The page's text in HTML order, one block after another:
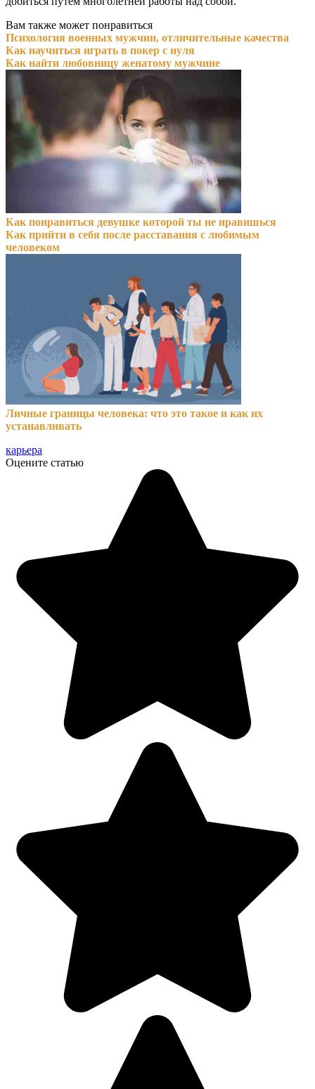
Вам также может понравиться
Психология военных мужчин, отличительные качества
Как научиться играть в покер с нуля
Как найти любовницу женатому мужчине
Как понравиться девушке которой ты не нравишься
Как прийти в себя после расставания с любимым
человеком
Личные границы человека: что это такое и как их
устанавливать
карьера
Оцените статью